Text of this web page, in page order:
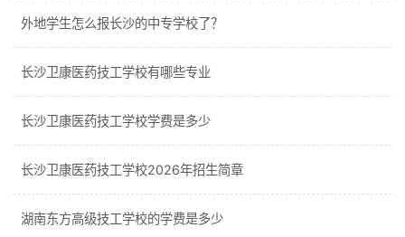
外地学生怎么报长沙的中专学校了？
长沙卫康医药技工学校有哪些专业
长沙卫康医药技工学校学费是多少
长沙卫康医药技工学校2026年招生简章
湖南东方高级技工学校的学费是多少